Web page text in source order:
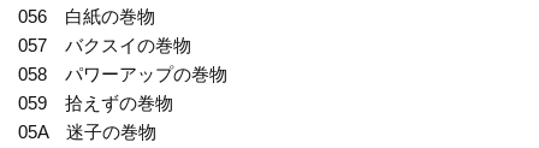
056 白紙の巻物
057 バクスイの巻物
058 パワーアップの巻物
059 拾えずの巻物
05A 迷子の巻物